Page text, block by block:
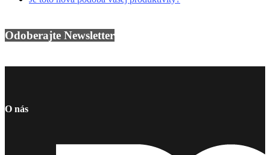
Odoberajte Newsletter
O nás